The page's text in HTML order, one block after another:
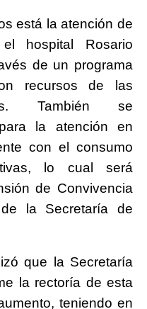
está la atención de
hospital Rosario
de un programa
recursos de las
También se
la atención en
con el consumo
lo cual será
de Convivencia
la Secretaría de
que la Secretaría
la rectoría de esta
teniendo en